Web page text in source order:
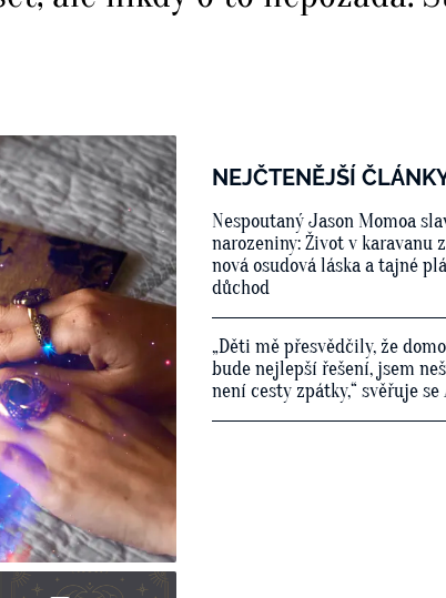
NEJČTENĚJŠÍ
Nespoutaný Jason Momoa
narozeniny: Život v karavanu
nová osudová láska a tajné
důchod
„Děti mě přesvědčily, že
bude nejlepší řešení, jsem
není cesty zpátky,“ svěřuje se